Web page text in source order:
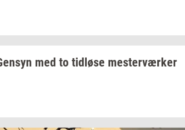
med to tid­lø­se mester­vær­ker